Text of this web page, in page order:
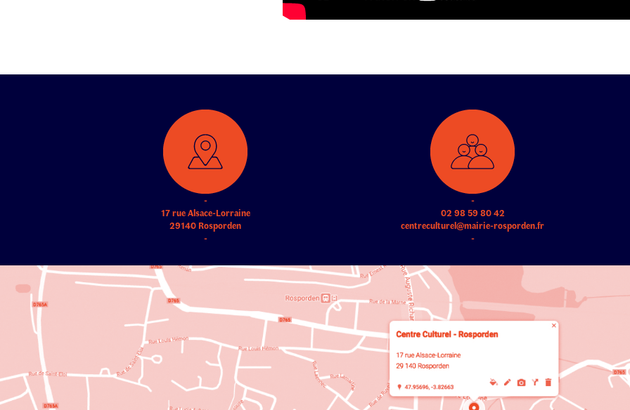
-
17 rue Alsace-Lorraine
29140 Rosporden
-
-
02 98 59 80 42
centreculturel@mairie-rosporden.fr
-